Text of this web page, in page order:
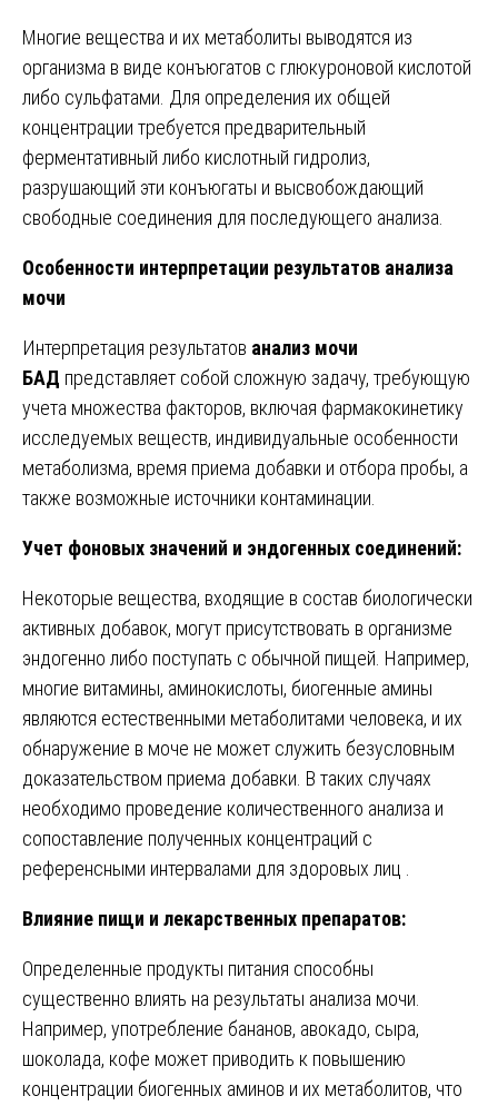
Многие вещества и их метаболиты выводятся из
организма в виде конъюгатов с глюкуроновой кислотой
либо сульфатами. Для определения их общей
концентрации требуется предварительный
ферментативный либо кислотный гидролиз,
разрушающий эти конъюгаты и высвобождающий
свободные соединения для последующего анализа.
Особенности интерпретации результатов анализа
мочи
Интерпретация результатов анализ мочи
БАД представляет собой сложную задачу, требующую
учета множества факторов, включая фармакокинетику
исследуемых веществ, индивидуальные особенности
метаболизма, время приема добавки и отбора пробы, а
также возможные источники контаминации.
Учет фоновых значений и эндогенных соединений:
Некоторые вещества, входящие в состав биологически
активных добавок, могут присутствовать в организме
эндогенно либо поступать с обычной пищей. Например,
многие витамины, аминокислоты, биогенные амины
являются естественными метаболитами человека, и их
обнаружение в моче не может служить безусловным
доказательством приема добавки. В таких случаях
необходимо проведение количественного анализа и
сопоставление полученных концентраций с
референсными интервалами для здоровых лиц .
Влияние пищи и лекарственных препаратов:
Определенные продукты питания способны
существенно влиять на результаты анализа мочи.
Например, употребление бананов, авокадо, сыра,
шоколада, кофе может приводить к повышению
концентрации биогенных аминов и их метаболитов, что